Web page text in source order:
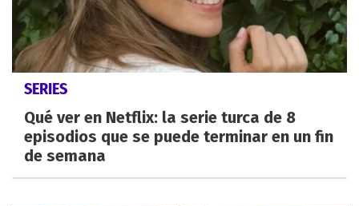
SERIES
Qué ver en Netflix: la serie turca de 8
episodios que se puede terminar en un fin
de semana